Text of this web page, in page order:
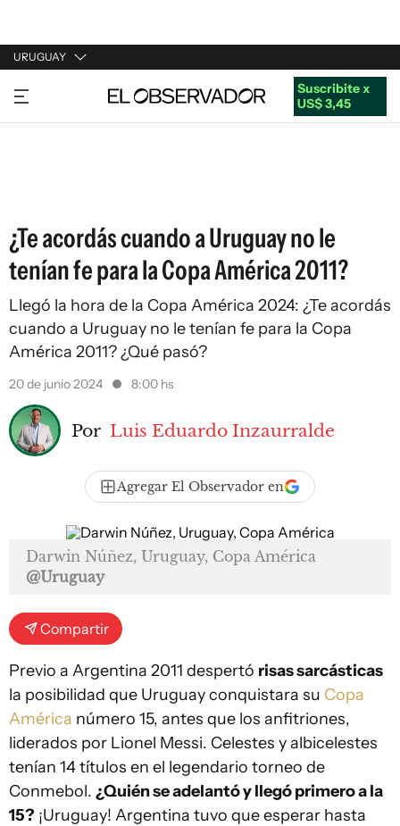
URUGUAY
URUGUAY
ARGENTINA
Suscribite x
US$ 3,45
¿Te acordás cuando a Uruguay no le
tenían fe para la Copa América 2011?
Llegó la hora de la Copa América 2024: ¿Te acordás
cuando a Uruguay no le tenían fe para la Copa
América 2011? ¿Qué pasó?
20 de junio 2024 8:00 hs
Por Luis Eduardo Inzaurralde
Agregar El Observador en
Darwin Núñez, Uruguay, Copa América
@Uruguay
Compartir
Previo a Argentina 2011 despertó risas sarcásticas
la posibilidad que Uruguay conquistara su Copa
América número 15, antes que los anfitriones,
liderados por Lionel Messi. Celestes y albicelestes
tenían 14 títulos en el legendario torneo de
Conmebol. ¿Quién se adelantó y llegó primero a la
15? ¡Uruguay! Argentina tuvo que esperar hasta